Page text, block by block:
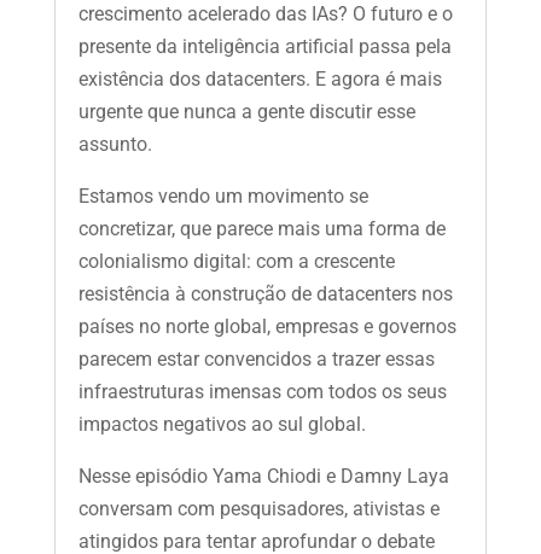
crescimento acelerado das IAs? O futuro e o
presente da inteligência artificial passa pela
existência dos datacenters. E agora é mais
urgente que nunca a gente discutir esse
assunto.
Estamos vendo um movimento se
concretizar, que parece mais uma forma de
colonialismo digital: com a crescente
resistência à construção de datacenters nos
países no norte global, empresas e governos
parecem estar convencidos a trazer essas
infraestruturas imensas com todos os seus
impactos negativos ao sul global.
Nesse episódio Yama Chiodi e Damny Laya
conversam com pesquisadores, ativistas e
atingidos para tentar aprofundar o debate